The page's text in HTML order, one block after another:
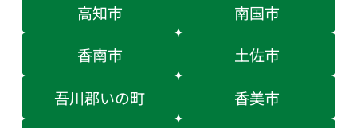
高知市
南国市
香南市
土佐市
吾川郡いの町
香美市